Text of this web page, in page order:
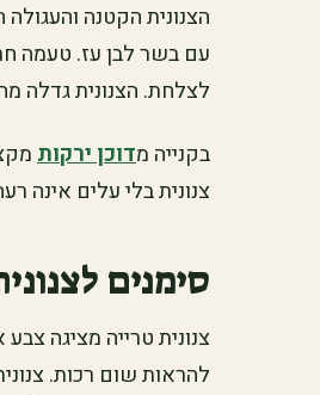
הצנונית הקטנה
עם בשר לבן עז. טעמה
לצלחת. הצנונית גדלה
בקנייה מדוכן ירקות
צנונית בלי עלים אינה
סימנים
צנונית טרייה מציגה
להראות שום רכות.